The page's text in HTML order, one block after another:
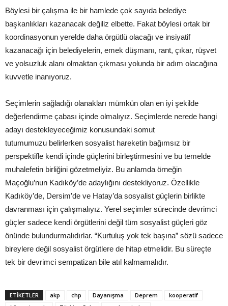
Böylesi bir çalışma ile bir hamlede çok sayıda belediye
başkanlıkları kazanacak değiliz elbette. Fakat böylesi ortak bir
koordinasyonun yerelde daha örgütlü olacağı ve insiyatif
kazanacağı için belediyelerin, emek düşmanı, rant, çıkar, rüşvet
ve yolsuzluk alanı olmaktan çıkması yolunda bir adım olacağına
kuvvetle inanıyoruz.
Seçimlerin sağladığı olanakları mümkün olan en iyi şekilde
değerlendirme çabası içinde olmalıyız. Seçimlerde nerede hangi
adayı destekleyeceğimiz konusundaki somut
tutumumuzu belirlerken sosyalist hareketin bağımsız bir
perspektifle kendi içinde güçlerini birleştirmesini ve bu temelde
muhalefetin birliğini gözetmeliyiz. Bu anlamda örneğin
Maçoğlu’nun Kadıköy’de adaylığını destekliyoruz. Özellikle
Kadıköy’de, Dersim’de ve Hatay’da sosyalist güçlerin birlikte
davranması için çalışmalıyız. Yerel seçimler sürecinde devrimci
güçler sadece kendi örgütlerini değil tüm sosyalist güçleri göz
önünde bulundurmalıdırlar. “Kurtuluş yok tek başına” sözü sadece
bireylere değil sosyalist örgütlere de hitap etmelidir. Bu süreçte
tek bir devrimci sempatizan bile atıl kalmamalıdır.
ETIKETLER akp chp Dayanışma Deprem
kooperatif